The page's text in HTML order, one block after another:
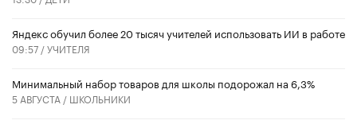
​Яндекс обучил более 20 тысяч учителей использовать ИИ в работе
09:57 /УЧИТЕЛЯ
Минимальный набор товаров для школы подорожал на 6,3%
5 АВГУСТА / ШКОЛЬНИКИ